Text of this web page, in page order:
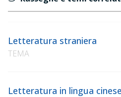
Letteratura straniera
TEMA
Letteratura in lingua cinese